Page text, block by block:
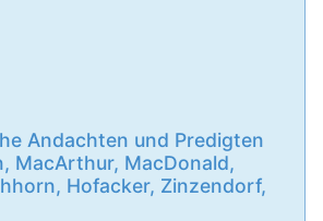
Andachten und Predigten
MacArthur, MacDonald,
Hofacker, Zinzendorf,